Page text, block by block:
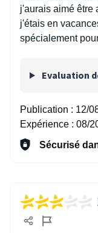
j'aurais aimé être
j'étais en
spécialement
Evaluation
Publication : 12/
Expérience : 08/
Sécurisé